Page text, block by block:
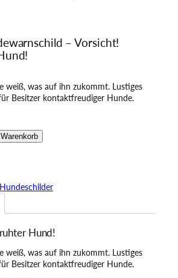
– Vorsicht!
weiß, was auf ihn zukommt. Lustiges
Besitzer kontaktfreudiger Hunde.
Hund!
weiß, was auf ihn zukommt. Lustiges
Besitzer kontaktfreudiger Hunde.